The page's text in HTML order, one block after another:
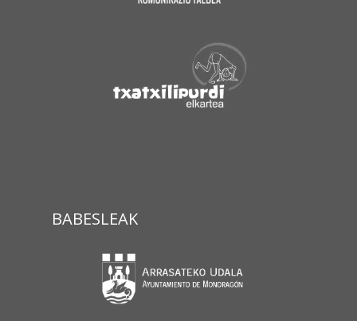
BABESLEAK